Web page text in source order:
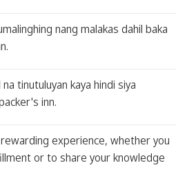
nang malakas dahil baka
tinutuluyan kaya hindi siya
inn.
experience, whether you
or to share your knowledge